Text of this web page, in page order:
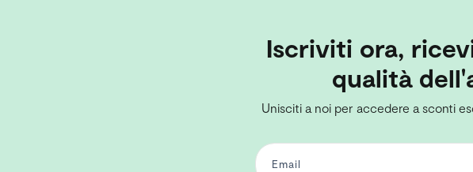
Iscriviti ora,
qualità
Unisciti a noi per accedere a sconti